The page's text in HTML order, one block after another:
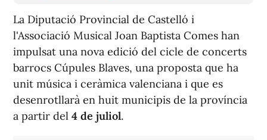
La Diputació Provincial de Castelló i
l'Associació Musical Joan Baptista Comes han
impulsat una nova edició del cicle de concerts
barrocs Cúpules Blaves, una proposta que ha
unit música i ceràmica valenciana i que es
desenrotllarà en huit municipis de la província
a partir del 4 de juliol.